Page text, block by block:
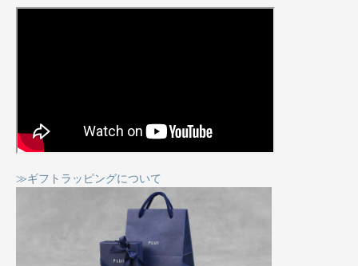
≫ギフトラッピングについて